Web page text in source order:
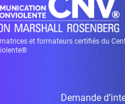
et formateurs certifiés du
Demande